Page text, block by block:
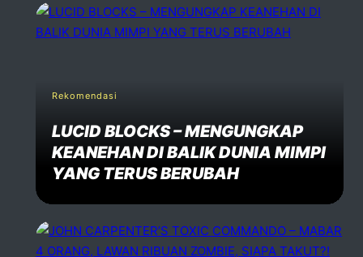
Rekomendasi
LUCID BLOCKS – MENGUNGKAP
KEANEHAN DI BALIK DUNIA MIMPI
YANG TERUS BERUBAH